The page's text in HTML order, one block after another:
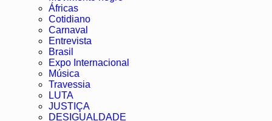
Áfricas
Cotidiano
Carnaval
Entrevista
Brasil
Expo Internacional
Música
Travessia
LUTA
JUSTIÇA
DESIGUALDADE